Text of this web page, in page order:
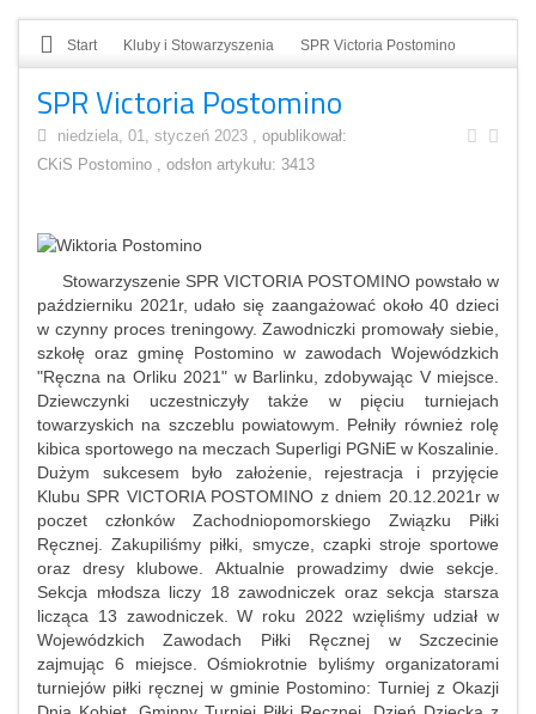
Start Kluby i Stowarzyszenia SPR Victoria Postomino
SPR Victoria Postomino
niedziela, 01, styczeń 2023
, opublikował:
CKiS Postomino
, odsłon artykułu: 3413
Stowarzyszenie SPR VICTORIA POSTOMINO powstało w
październiku 2021r, udało się zaangażować około 40 dzieci
w czynny proces treningowy. Zawodniczki promowały siebie,
szkołę oraz gminę Postomino w zawodach Wojewódzkich
"Ręczna na Orliku 2021" w Barlinku, zdobywając V miejsce.
Dziewczynki uczestniczyły także w pięciu turniejach
towarzyskich na szczeblu powiatowym. Pełniły również rolę
kibica sportowego na meczach Superligi PGNiE w Koszalinie.
Dużym sukcesem było założenie, rejestracja i przyjęcie
Klubu SPR VICTORIA POSTOMINO z dniem 20.12.2021r w
poczet członków Zachodniopomorskiego Związku Piłki
Ręcznej. Zakupiliśmy piłki, smycze, czapki stroje sportowe
oraz dresy klubowe. Aktualnie prowadzimy dwie sekcje.
Sekcja młodsza liczy 18 zawodniczek oraz sekcja starsza
licząca 13 zawodniczek. W roku 2022 wzięliśmy udział w
Wojewódzkich Zawodach Piłki Ręcznej w Szczecinie
zajmując 6 miejsce. Ośmiokrotnie byliśmy organizatorami
turniejów piłki ręcznej w gminie Postomino: Turniej z Okazji